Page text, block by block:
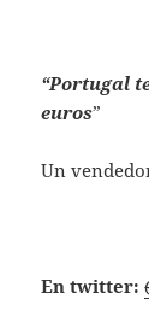
“Portugal
euros”
Un
En twitter: